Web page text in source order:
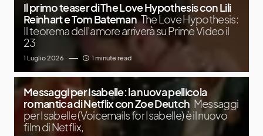
Il primo teaser di The Love Hypothesis con Lili
Reinhart e Tom Bateman The Love Hypothesis:
Il teorema dell’amore arriverà su Prime Video il
23
1 Luglio 2026 1 minute read
Messaggi per Isabelle: la nuova pellicola
romantica di Netflix con Zoe Deutch Messaggi
per Isabelle (Voicemails for Isabelle) è il nuovo
film di Netflix,